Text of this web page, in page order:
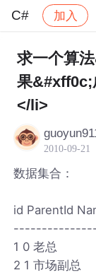
C# 加入
社区 C#
求一个算
果&#xff0c;
</li>
2010-09-21
数据集合：
id ParentId
1 0 老总
2 1 市场副总